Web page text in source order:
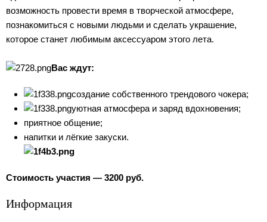
возможность провести время в творческой атмосфере,
познакомиться с новыми людьми и сделать украшение,
которое станет любимым аксессуаром этого лета.
Вас ждут:
создание собственного трендового чокера;
уютная атмосфера и заряд вдохновения;
приятное общение;
напитки и лёгкие закуски.
Стоимость участия — 3200 руб.
Информация